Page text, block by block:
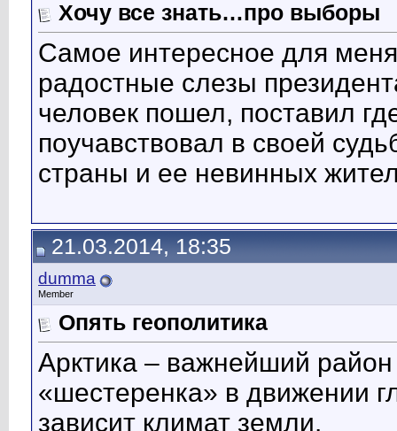
Хочу все знать…про выборы
Самое интересное для
радостные слезы
человек пошел, поставил
поучавствовал в своей
страны и ее невинных
21.03.2014, 18:35
dumma
Member
Опять геополитика
Арктика – важнейший
«шестеренка» в движении
зависит климат земли.